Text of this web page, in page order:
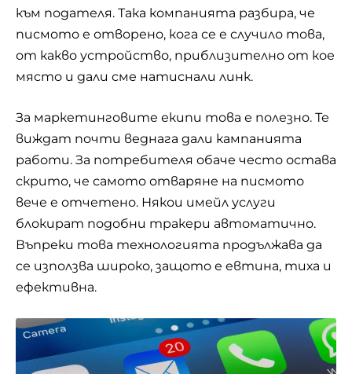
към подателя. Така компанията разбира, че
писмото е отворено, кога се е случило това,
от какво устройство, приблизително от кое
място и дали сме натиснали линк.
За маркетинговите екипи това е полезно. Те
виждат почти веднага дали кампанията
работи. За потребителя обаче често остава
скрито, че самото отваряне на писмото
вече е отчетено. Някои имейл услуги
блокират подобни тракери автоматично.
Въпреки това технологията продължава да
се използва широко, защото е евтина, тиха и
ефективна.